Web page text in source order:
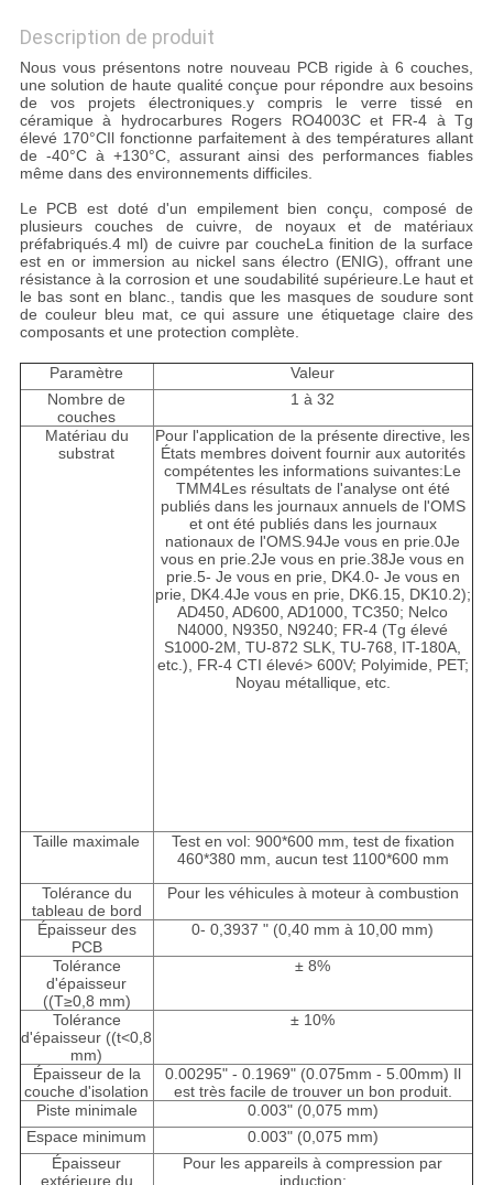
QUALITÉ
NOUS
CONTACTER
NOUVELLES
CAS
PLAN
SITE
CONFIDENTIALITÉ
Description de produit
Nous vous présentons notre nouveau PCB rigide à 6 couches,
une solution de haute qualité conçue pour répondre aux besoins
de vos projets électroniques.y compris le verre tissé en
céramique à hydrocarbures Rogers RO4003C et FR-4 à Tg
élevé 170°CIl fonctionne parfaitement à des températures allant
de -40°C à +130°C, assurant ainsi des performances fiables
même dans des environnements difficiles.
Le PCB est doté d'un empilement bien conçu, composé de
plusieurs couches de cuivre, de noyaux et de matériaux
préfabriqués.4 ml) de cuivre par coucheLa finition de la surface
est en or immersion au nickel sans électro (ENIG), offrant une
résistance à la corrosion et une soudabilité supérieure.Le haut et
le bas sont en blanc., tandis que les masques de soudure sont
de couleur bleu mat, ce qui assure une étiquetage claire des
composants et une protection complète.
Paramètre
Valeur
Nombre de
couches
1 à 32
Matériau du
substrat
Pour l'application de la présente directive, les
États membres doivent fournir aux autorités
compétentes les informations suivantes:Le
TMM4Les résultats de l'analyse ont été
publiés dans les journaux annuels de l'OMS
et ont été publiés dans les journaux
nationaux de l'OMS.94Je vous en prie.0Je
vous en prie.2Je vous en prie.38Je vous en
prie.5- Je vous en prie, DK4.0- Je vous en
prie, DK4.4Je vous en prie, DK6.15, DK10.2);
AD450, AD600, AD1000, TC350; Nelco
N4000, N9350, N9240; FR-4 (Tg élevé
S1000-2M, TU-872 SLK, TU-768, IT-180A,
etc.), FR-4 CTI élevé> 600V; Polyimide, PET;
Noyau métallique, etc.
Taille maximale
Test en vol: 900*600 mm, test de fixation
460*380 mm, aucun test 1100*600 mm
Tolérance du
tableau de bord
Pour les véhicules à moteur à combustion
Épaisseur des
PCB
0- 0,3937 " (0,40 mm à 10,00 mm)
Tolérance
d'épaisseur
((T≥0,8 mm)
± 8%
Tolérance
d'épaisseur ((t<0,8
mm)
± 10%
Épaisseur de la
couche d'isolation
0.00295" - 0.1969" (0.075mm - 5.00mm) Il
est très facile de trouver un bon produit.
Piste minimale
0.003" (0,075 mm)
Espace minimum
0.003" (0,075 mm)
Épaisseur
extérieure du
Pour les appareils à compression par
induction: